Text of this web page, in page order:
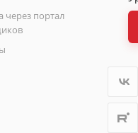
через портал